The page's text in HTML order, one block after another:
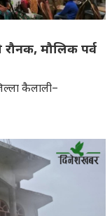
रौनक, मौलिक पर्व
कैलाली–